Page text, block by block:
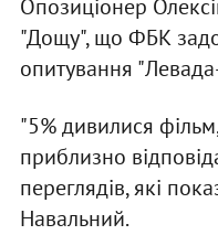
Опозиціонер
"Дощу", що ФБК
опитування
"5% дивилися
приблизно
переглядів, які
Навальний.